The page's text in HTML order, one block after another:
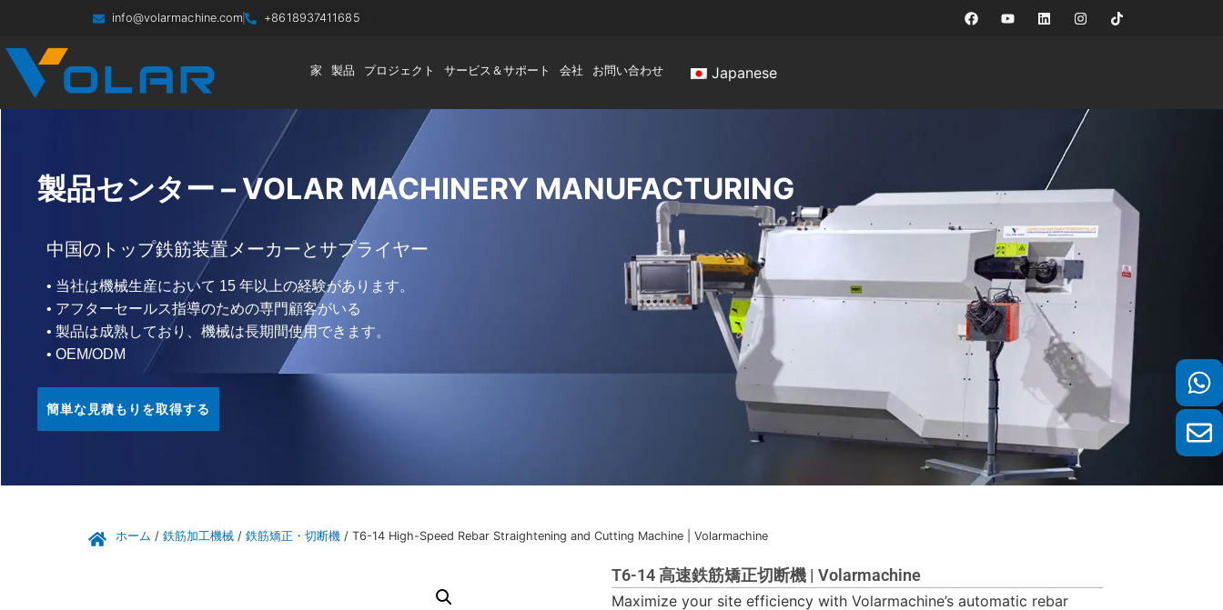
info@volarmachine.com +8618937411685
家 製品 プロジェクト サービス＆サポート 会社 お問い合わせ Japanese
製品センター – VOLAR MACHINERY MANUFACTURING
中国のトップ鉄筋装置メーカーとサプライヤー
• 当社は機械生産において 15 年以上の経験があります。
• アフターセールス指導のための専門顧客がいる
• 製品は成熟しており、機械は長期間使用できます。
• OEM/ODM
簡単な見積もりを取得する
ホーム / 鉄筋加工機械 / 鉄筋矯正・切断機 / T6-14 High-Speed Rebar Straightening and Cutting Machine | Volarmachine
T6-14 高速鉄筋矯正切断機 | Volarmachine
Maximize your site efficiency with Volarmachine’s automatic rebar